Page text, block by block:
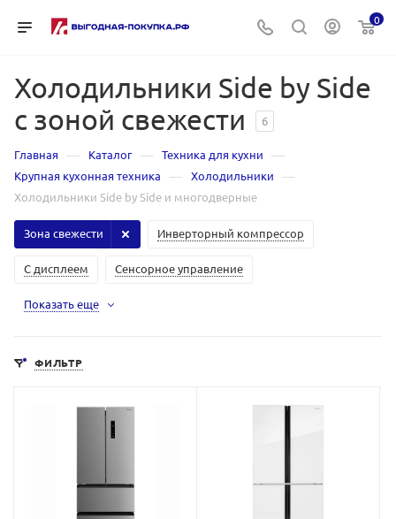
0
Холодильники Side by Side
с зоной свежести
6
Главная — Каталог — Техника для кухни —
Крупная кухонная техника — Холодильники —
Холодильники Side by Side и многодверные
Инверторный компрессор
С дисплеем Сенсорное управление
Зона свежести
Показать еще
ФИЛЬТР